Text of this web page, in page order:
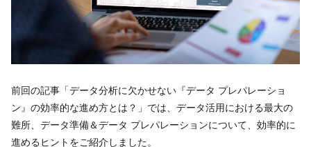
前回の記事「データ分析に欠かせない『データ プレパレーショ
ン』の効率的な進め方とは？」では、データ活用における最大の
難所、データ準備＆データ プレパレーションについて、効率的に
進めるヒントをご紹介しました。